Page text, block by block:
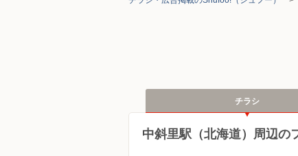
チラシ
中斜里駅（北海道）周辺の